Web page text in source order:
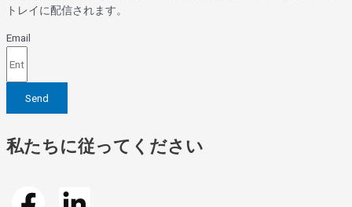
トレイに配信されます。
Email
Send
私たちに従ってください